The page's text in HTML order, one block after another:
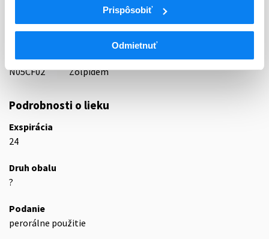
Prispôsobiť
Odmietnuť
Centrálna nervová sústava
N05
Psycholeptiká
Hypnotiká a sedatíva
N05CF
Liečivá príbuzné benzodiazepínu
N05CF02
Zolpidem
Podrobnosti o lieku
Exspirácia
24
Druh obalu
?
Podanie
perorálne použitie